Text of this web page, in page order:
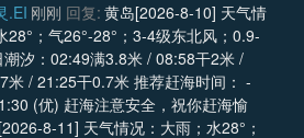
.EI 刚刚 回复: 黄岛[2026-8-10] 天气情
28°；气26°-28°；3-4级东北风；0.9-
潮汐：02:49满3.8米 / 08:58干2米 /
米 / 21:25干0.7米 推荐赶海时间： -
(优) 赶海注意安全，祝你赶海愉